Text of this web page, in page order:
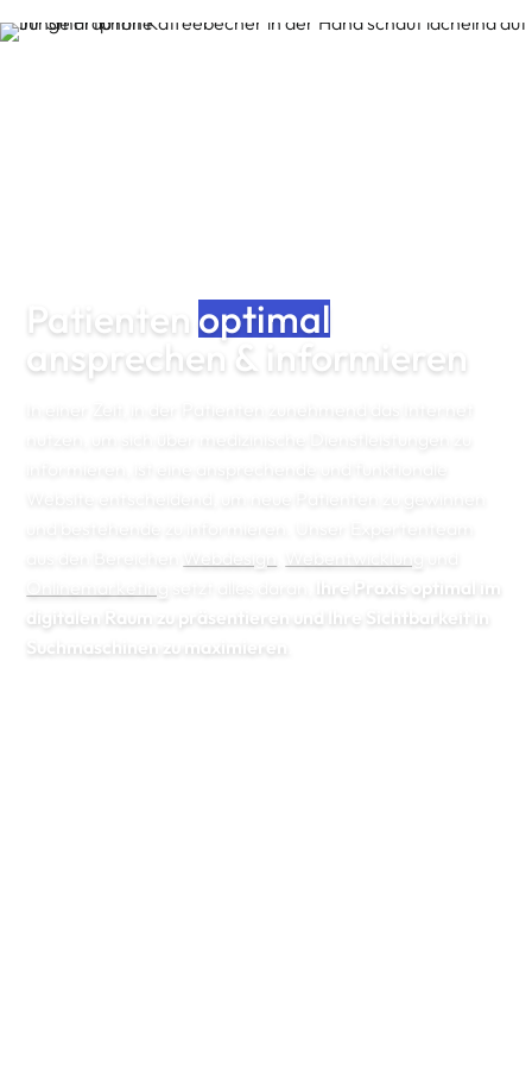
Patienten optimal
ansprechen & informieren
Ihre Praxis optimal im
digitalen Raum zu präsentieren und Ihre Sichtbarkeit in
Suchmaschinen zu maximieren